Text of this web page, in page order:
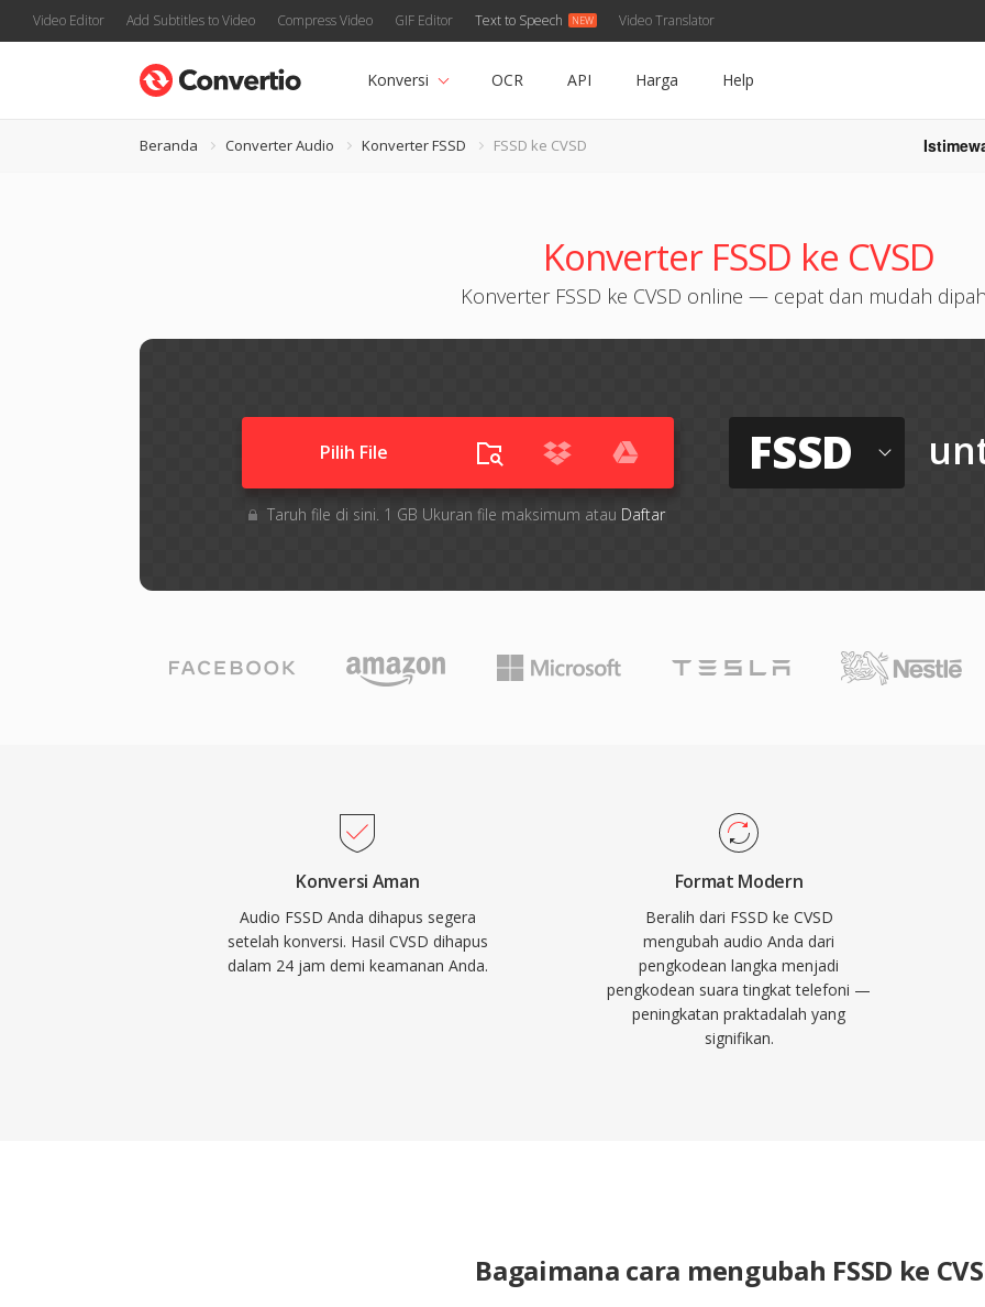
Video Editor Add Subtitles to Video Compress Video GIF Editor Text to Speech Video Translator
Konversi OCR API Harga Help
Beranda Converter Audio Konverter FSSD FSSD ke CVSD
Konverter FSSD ke CVSD
Konverter FSSD ke CVSD online — cepat dan mudah
Pilih File
Taruh file di sini. 1 GB Ukuran file maksimum atau Daftar
FSSD
Konversi Aman
Audio FSSD Anda dihapus segera
setelah konversi. Hasil CVSD dihapus
dalam 24 jam demi keamanan Anda.
Format Modern
Beralih dari FSSD ke CVSD
mengubah audio Anda dari
pengkodean langka menjadi
pengkodean suara tingkat telefoni —
peningkatan praktadalah yang
signifikan.
Bagaimana cara mengubah FSSD ke